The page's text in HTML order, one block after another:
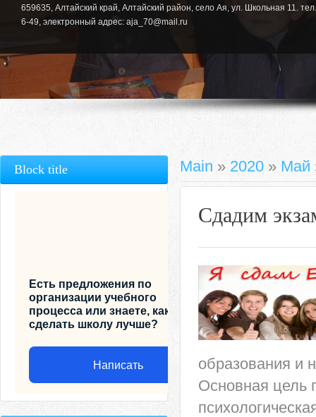
659635, Алтайский край, Алтайский район, село Ая, ул. Школьная 11.
6-49, электронный адрес: aja_70@mail.ru
Main » 2020 » Май
Сдадим
образования и
Основная цель
Block title
Есть предложения по
организации учебного
процесса или знаете, как
сделать школу лучше?
Написать